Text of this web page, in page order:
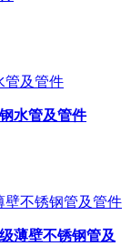
水管及管件
薄壁不锈钢管及